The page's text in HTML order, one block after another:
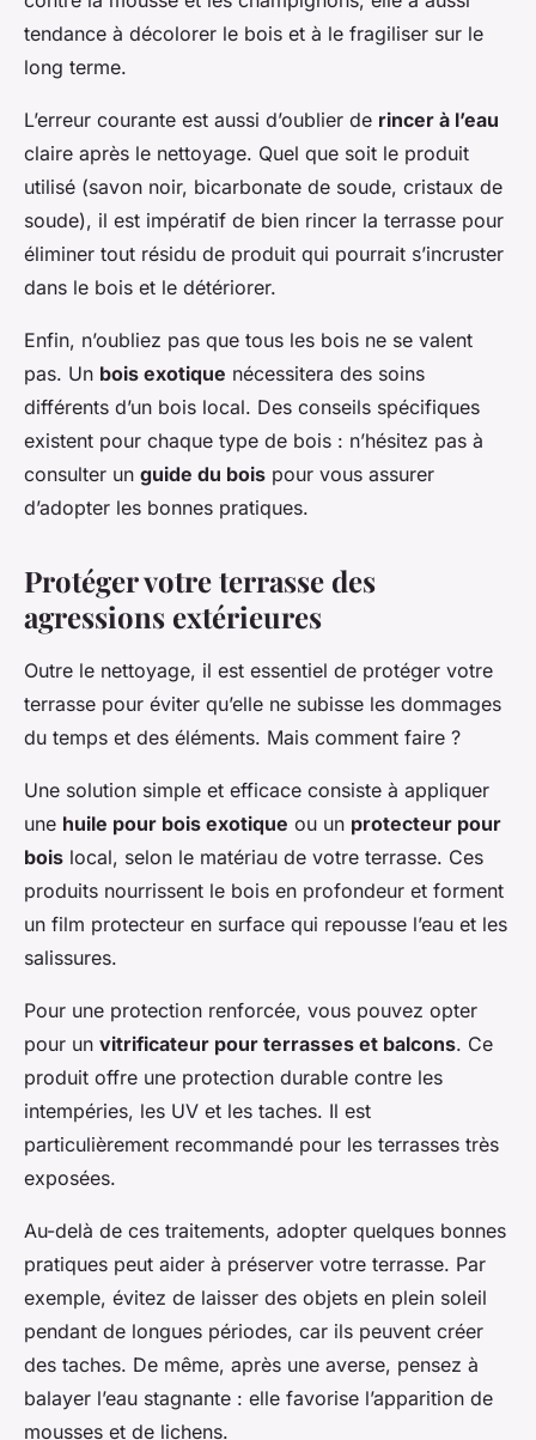
tendance à décolorer le bois et à le fragiliser sur le
long terme.
L’erreur courante est aussi d’oublier de rincer à l’eau
claire après le nettoyage. Quel que soit le produit
utilisé (savon noir, bicarbonate de soude, cristaux de
soude), il est impératif de bien rincer la terrasse pour
éliminer tout résidu de produit qui pourrait s’incruster
dans le bois et le détériorer.
Enfin, n’oubliez pas que tous les bois ne se valent
pas. Un bois exotique nécessitera des soins
différents d’un bois local. Des conseils spécifiques
existent pour chaque type de bois : n’hésitez pas à
consulter un guide du bois pour vous assurer
d’adopter les bonnes pratiques.
Protéger votre terrasse des
agressions extérieures
Outre le nettoyage, il est essentiel de protéger votre
terrasse pour éviter qu’elle ne subisse les dommages
du temps et des éléments. Mais comment faire ?
Une solution simple et efficace consiste à appliquer
une huile pour bois exotique ou un protecteur pour
bois local, selon le matériau de votre terrasse. Ces
produits nourrissent le bois en profondeur et forment
un film protecteur en surface qui repousse l’eau et les
salissures.
Pour une protection renforcée, vous pouvez opter
pour un vitrificateur pour terrasses et balcons. Ce
produit offre une protection durable contre les
intempéries, les UV et les taches. Il est
particulièrement recommandé pour les terrasses très
exposées.
Au-delà de ces traitements, adopter quelques bonnes
pratiques peut aider à préserver votre terrasse. Par
exemple, évitez de laisser des objets en plein soleil
pendant de longues périodes, car ils peuvent créer
des taches. De même, après une averse, pensez à
balayer l’eau stagnante : elle favorise l’apparition de
mousses et de lichens.